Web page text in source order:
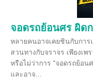
จอดรถย้อนศร ผิด
หลายคนอาจเคยชินกับการ
สวนทางกับจราจร เพียงเพ
หรือไม่ว่าการ "จอดรถย้อน
และอาจ...